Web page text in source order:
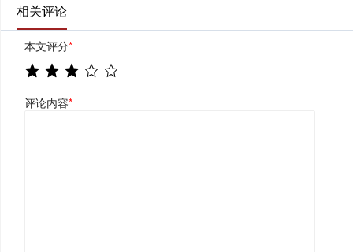
相关评论
本文评分*
评论内容*